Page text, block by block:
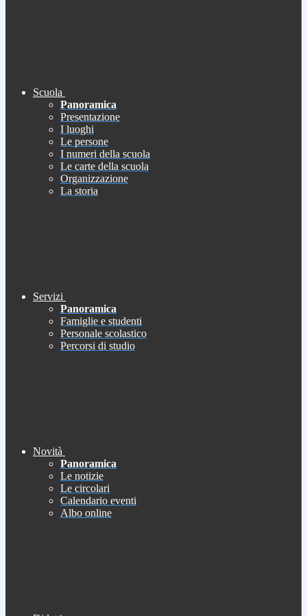
Scuola
Panoramica
Presentazione
I luoghi
Le persone
I numeri della scuola
Le carte della scuola
Organizzazione
La storia
Servizi
Panoramica
Famiglie e studenti
Personale scolastico
Percorsi di studio
Novità
Panoramica
Le notizie
Le circolari
Calendario eventi
Albo online